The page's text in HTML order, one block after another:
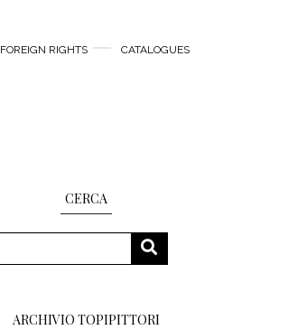
FOREIGN RIGHTS CATALOGUES
CERCA
SEARCH
ARCHIVIO TOPIPITTORI